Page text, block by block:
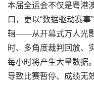
本届全运会不仅是粤港
口，更以“数据驱动赛
辑——从开幕式万人光
时、多角度裁判回放、
每小时将产生大量数据
导致比赛暂停、成绩无